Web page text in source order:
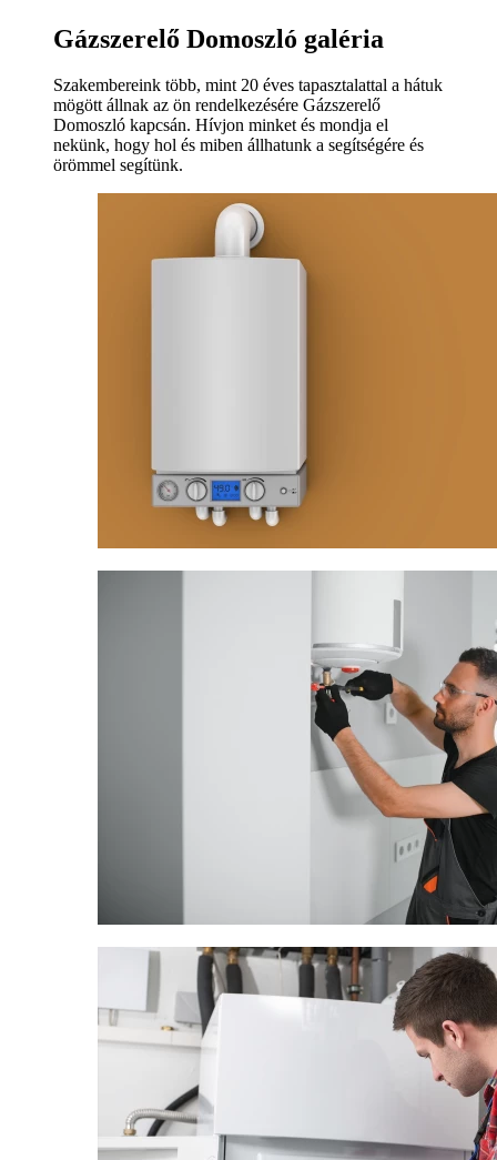
Gázszerelő Domoszló galéria
Szakembereink több, mint 20 éves tapasztalattal a hátuk
mögött állnak az ön rendelkezésére Gázszerelő
Domoszló kapcsán. Hívjon minket és mondja el
nekünk, hogy hol és miben állhatunk a segítségére és
örömmel segítünk.